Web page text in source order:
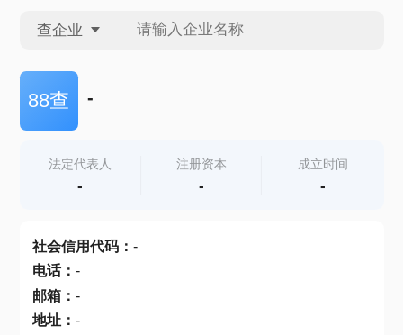
查企业
查企业
查产地
88查 -
法定代表人
-
注册资本
-
成立时间
-
社会信用代码： -
电话： -
邮箱： -
地址： -